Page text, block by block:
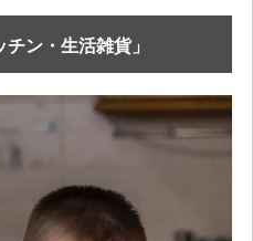
ン・生活雑貨」